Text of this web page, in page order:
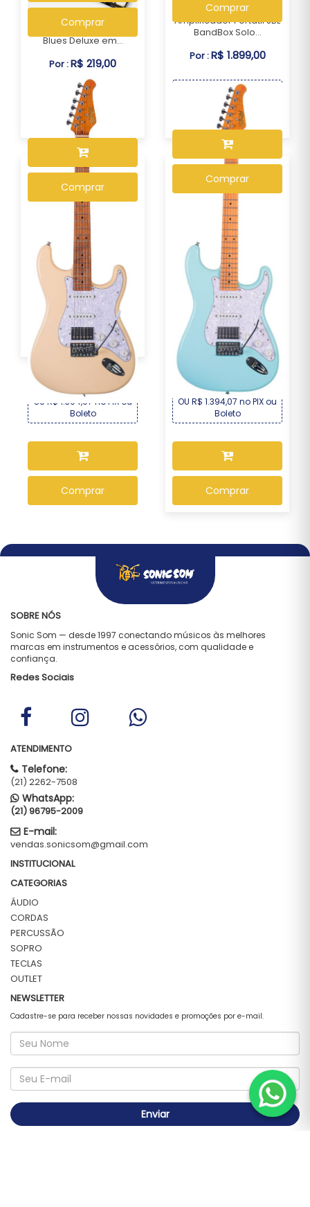
Comprar
Comprar
Gaita Diatônica Fender
Blues Deluxe em...
Por :R$ 219,00
OU R$ 203,67 no PIX ou
Boleto
Comprar
Amplificador Portátil JBL
BandBox Solo...
Por :R$ 1.899,00
OU R$ 1.766,07 no PIX ou
Boleto
Comprar
Guitarra Seizi Fun
Vintage Budokan HSS...
R$ 1.499,00
OU R$ 1.394,07 no PIX ou
Boleto
Comprar
Guitarra Seizi Fun
Vintage Budokan HSS...
R$ 1.499,00
OU R$ 1.394,07 no PIX ou
Boleto
Comprar
SOBRE NÓS
Sonic Som — desde 1997 conectando músicos às melhores
marcas em instrumentos e acessórios, com qualidade e
confiança.
Redes Sociais
ATENDIMENTO
Telefone:
(21) 2262-7508
WhatsApp:
(21) 96795-2009
E-mail:
vendas.sonicsom@gmail.com
INSTITUCIONAL
CATEGORIAS
ÁUDIO
CORDAS
PERCUSSÃO
SOPRO
TECLAS
OUTLET
NEWSLETTER
Cadastre-se para receber nossas novidades e promoções por e-mail.
Enviar